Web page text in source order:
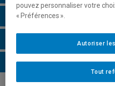
Horaire - Été 2026
Horaire - Automne 2026
Horaire - Hiver 2027
pouvez personnaliser votre
« Préférences ».
Tout
Autoriser